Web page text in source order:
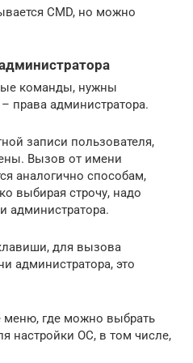
CMD, но можно
команды, нужны
права администратора.
записи пользователя,
Вызов от имени
аналогично способам,
выбирая строчу, надо
администратора.
для вызова
администратора, это
меню, где можно выбрать
настройки ОС, в том числе,